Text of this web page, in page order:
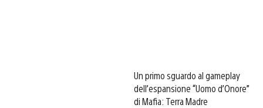
Un primo sguardo al gameplay
dell’espansione “Uomo d’Onore”
di Mafia: Terra Madre